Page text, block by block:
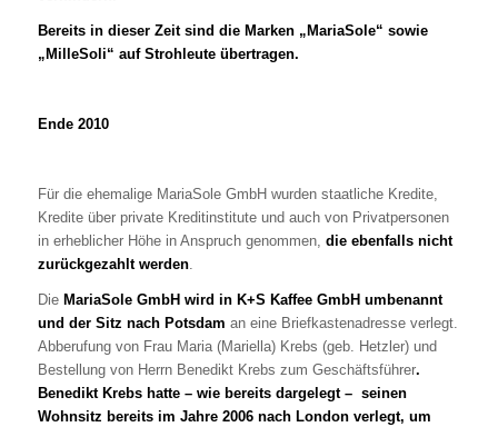
Bereits in dieser Zeit sind die Marken „MariaSole“ sowie
„MilleSoli“ auf Strohleute übertragen.
Ende 2010
Für die ehemalige MariaSole GmbH wurden staatliche Kredite,
Kredite über private Kreditinstitute und auch von Privatpersonen
in erheblicher Höhe in Anspruch genommen, die ebenfalls nicht
zurückgezahlt werden.
Die MariaSole GmbH wird in K+S Kaffee GmbH umbenannt
und der Sitz nach Potsdam an eine Briefkastenadresse verlegt.
Abberufung von Frau Maria (Mariella) Krebs (geb. Hetzler) und
Bestellung von Herrn Benedikt Krebs zum Geschäftsführer.
Benedikt Krebs hatte – wie bereits dargelegt – seinen
Wohnsitz bereits im Jahre 2006 nach London verlegt, um